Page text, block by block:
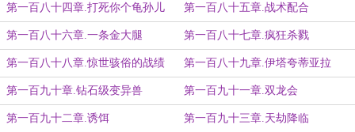
强
第一百八十四章.打死你个龟孙儿 第一百八十五章.战术配合
第一百八十六章.一条金大腿 第一百八十七章.疯狂杀戮
第一百八十八章.惊世骇俗的战绩 第一百八十九章.伊塔夸蒂亚拉
第一百九十章.钻石级变异兽 第一百九十一章.双龙会
第一百九十二章.诱饵 第一百九十三章.天劫降临